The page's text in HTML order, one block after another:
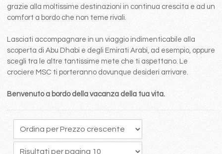
grazie alla moltissime destinazioni in continua crescita e ad un
comfort a bordo che non teme rivali.
Lasciati accompagnare in un viaggio indimenticabile alla
scoperta di Abu Dhabi e degli Emirati Arabi, ad esempio, oppure
scegli tra le altre tantissime mete che ti aspettano. Le
crociere MSC ti porteranno dovunque desideri arrivare.
Benvenuto a bordo della vacanza della tua vita.